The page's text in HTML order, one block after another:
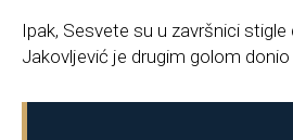
Ipak, Sesvete su u završnici stigle
Jakovljević je drugim golom